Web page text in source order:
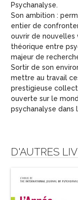
Psychanalyse.
Son ambition :
entier de
ouvrir de nouvelles
théorique entre
majeur de
Sortir de son
mettre au travail
prestigieuse
ouverte sur le
psychanalyse dans
D'AUTRES